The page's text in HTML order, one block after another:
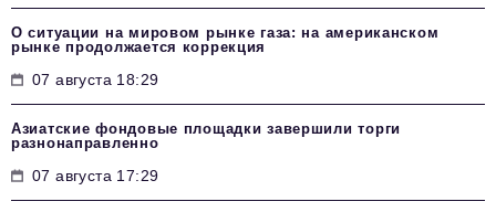
О ситуации на мировом рынке газа: на американском
рынке продолжается коррекция
07 августа 18:29
Азиатские фондовые площадки завершили торги
разнонаправленно
07 августа 17:29